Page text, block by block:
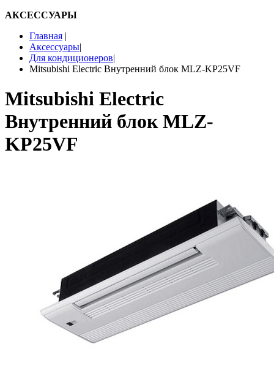
АКСЕССУАРЫ
Главная |
Аксессуары|
Для кондиционеров|
Mitsubishi Electric Внутренний блок MLZ-KP25VF
Mitsubishi Electric
Внутренний блок MLZ-
KP25VF